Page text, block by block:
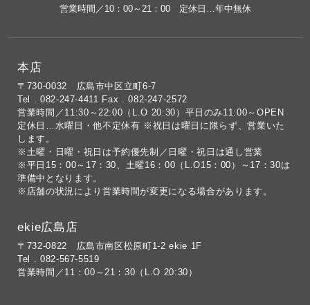
営業時間／10：00～21：00 定休日…年中無休
本店
〒730-0032 広島市中区立町6-7
Tel . 082-247-4411 Fax . 082-247-2572
営業時間／11:30～22:00（L.O 20:30）平日のみ11:00～OPEN
定休日…水曜日・他不定休有 ※祝日は曜日に限らず、営業いた
します。
※土曜・日曜・祝日は予約優先制／日曜・祝日は通し営業
※平日15：00～17：30、土曜16：00（L.O15：00）～17：30は
準備中となります。
※店舗の状況により営業時間が変更になる場合があります。
ekie広島店
〒732-0822 広島市南区松原町1-2 ekie 1F
Tel . 082-567-5519
営業時間／11：00～21：30（L.O 20:30）